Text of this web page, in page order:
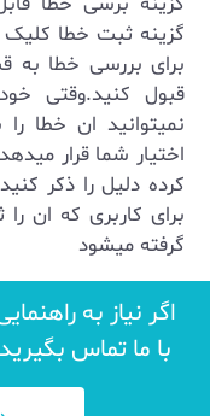
گزینه ثبت خطا کلیک
برای بررسی خطا به
قبول کنید.وقتی
نمیتوانید ان خطا
اختیار شما قرار
کرده دلیل را ذکر
برای کاربری که ان
گرفته میشود
اگر نیاز به
با ما تماس